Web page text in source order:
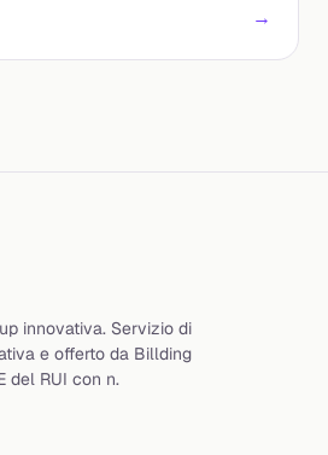
→
innovativa. Servizio di
e offerto da Billding
del RUI con n.